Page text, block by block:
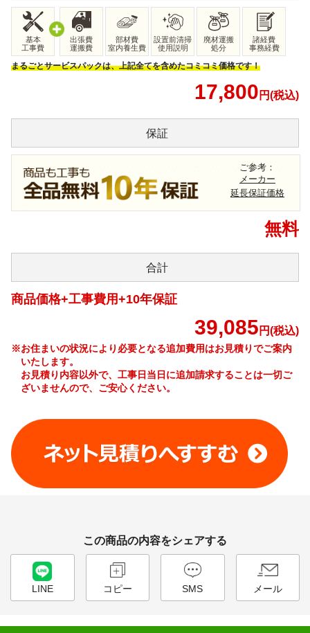
基本
工事費
出張費
運搬費
部材費
室内養生費
設置前清掃
使用説明
廃材運搬
処分
諸経費
事務経費
まるごとサービスパックは、上記全てを含めたコミコミ価格です！
17,800 円(税込)
保証
ご参考：
メーカー
延長保証価格
無料
合計
商品価格+工事費用+10年保証
39,085 円(税込)
※お住まいの状況により必要となる追加費用はお見積りでご案内
いたします。
お見積り内容以外で、工事日当日に追加請求することは一切ご
ざいませんので、ご安心ください。
この商品の内容をシェアする
LINE コピー SMS メール